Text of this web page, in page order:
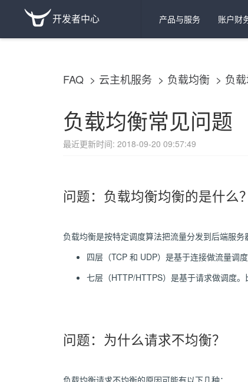
开发者中心 产品与服务 账户财
FAQ 云主机服务 负载均衡 负
负载均衡常见问题
最近更新时间: 2018-09-20 09:57:49
问题：负载均衡均衡的是什么？
负载均衡是按特定调度算法把流量分发到后端服务
四层（TCP 和 UDP）是基于连接做流量调
七层（HTTP/HTTPS）是基于请求做调度。
问题：为什么请求不均衡？
负载均衡请求不均衡的原因可能有以下几种：